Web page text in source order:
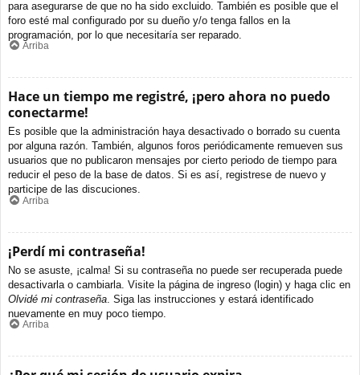
para asegurarse de que no ha sido excluido. También es posible que el
foro esté mal configurado por su dueño y/o tenga fallos en la
programación, por lo que necesitaría ser reparado.
Arriba
Hace un tiempo me registré, ¡pero ahora no puedo
conectarme!
Es posible que la administración haya desactivado o borrado su cuenta
por alguna razón. También, algunos foros periódicamente remueven sus
usuarios que no publicaron mensajes por cierto periodo de tiempo para
reducir el peso de la base de datos. Si es así, registrese de nuevo y
participe de las discuciones.
Arriba
¡Perdí mi contraseña!
No se asuste, ¡calma! Si su contraseña no puede ser recuperada puede
desactivarla o cambiarla. Visite la página de ingreso (login) y haga clic en
Olvidé mi contraseña . Siga las instrucciones y estará identificado
nuevamente en muy poco tiempo.
Arriba